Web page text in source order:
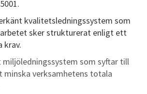
kvalitetsledningssystem som
sker strukturerat enligt ett
krav.
miljöledningssystem som syftar till
verksamhetens totala